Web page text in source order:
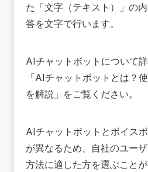
た「文字（テキスト）」の
答を文字で行います。
AIチャットボットについて
「AIチャットボットとは？
を解説 」をご覧ください。
AIチャットボットとボイス
が異なるため、自社のユー
方法に適した方を選ぶことが